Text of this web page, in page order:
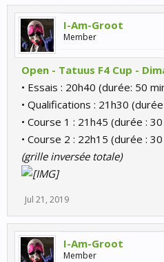
I-Am-Groot
Member
Open - Tatuus F4 Cup -
• Essais : 20h40 (durée: 50
• Qualifications : 21h30
• Course 1 : 21h45 (durée :
• Course 2 : 22h15 (durée :
(grille inversée totale)
Jul 21, 2019
I-Am-Groot
Member